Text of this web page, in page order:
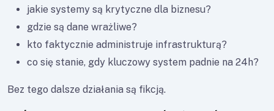
jakie systemy są krytyczne dla biznesu?
gdzie są dane wrażliwe?
kto faktycznie administruje infrastrukturą?
co się stanie, gdy kluczowy system padnie na 24h?
Bez tego dalsze działania są fikcją.